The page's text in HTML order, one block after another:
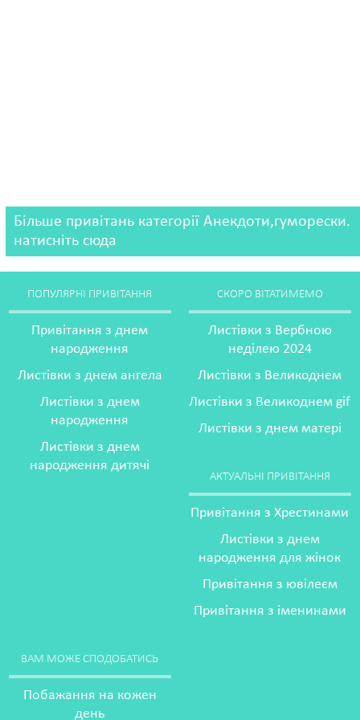
Більше привітань категорії Анекдоти,гуморески.
натисніть сюда
ПОПУЛЯРНІ ПРИВІТАННЯ
Привітання з днем
народження
Листівки з днем ангела
Листівки з днем
народження
Листівки з днем
народження дитячі
СКОРО ВІТАТИМЕМО
Листівки з Вербною
неділею 2024
Листівки з Великоднем
Листівки з Великоднем gif
Листівки з днем матері
АКТУАЛЬНІ ПРИВІТАННЯ
Привітання з Хрестинами
Листівки з днем
народження для жінок
Привітання з ювілеєм
Привітання з іменинами
ВАМ МОЖЕ СПОДОБАТИСЬ
Побажання на кожен
день